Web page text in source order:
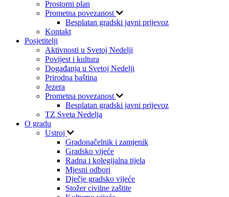
Prostorni plan
Prometna povezanost
Besplatan gradski javni prijevoz
Kontakt
Posjetitelji
Aktivnosti u Svetoj Nedelji
Povijest i kultura
Događanja u Svetoj Nedelji
Prirodna baština
Jezera
Prometna povezanost
Besplatan gradski javni prijevoz
TZ Sveta Nedelja
O gradu
Ustroj
Gradonačelnik i zamjenik
Gradsko vijeće
Radna i kolegijalna tijela
Mjesni odbori
Dječje gradsko vijeće
Stožer civilne zaštite